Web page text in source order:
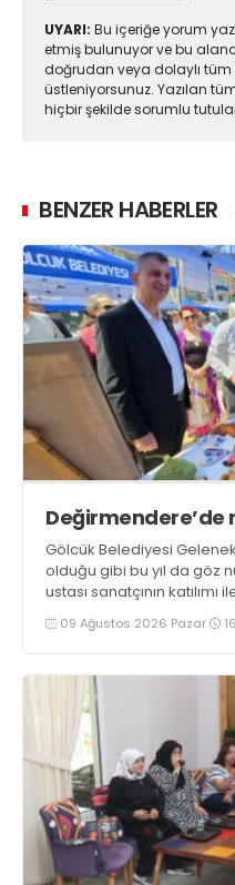
UYARI: Bu içeriğe yorum
etmiş bulunuyor ve bu
doğrudan veya dolaylı tüm
üstleniyorsunuz. Yazılan
hiçbir şekilde sorumlu
BENZER HABERLER
Gölcük Belediyesi
olduğu gibi bu yıl da göz
ustası sanatçının
Değirmendere İskele
09 Ağustos 2026 Pazar